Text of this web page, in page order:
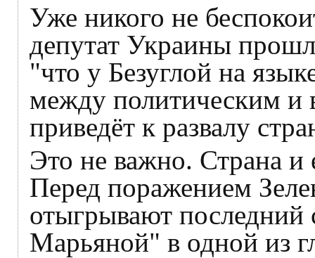
Уже никого не
депутат Украины
"что у Безуглой на
между политическим и
приведёт к развалу
Это не важно. Страна и
Перед поражением
отыгрывают последний
Марьяной" в одной из